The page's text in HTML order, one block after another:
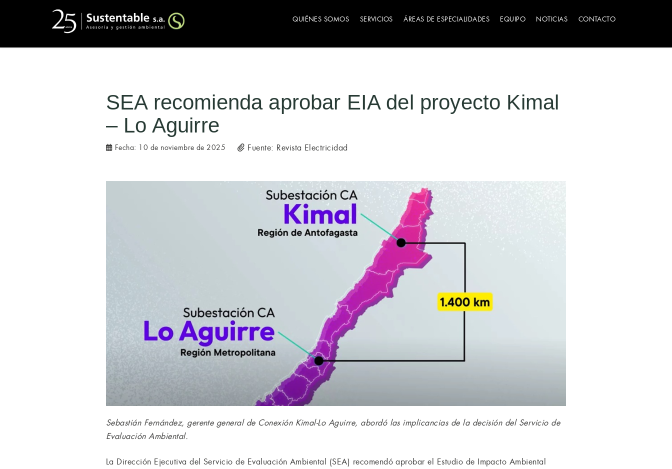
QUIÉNES SOMOS SERVICIOS ÁREAS DE ESPECIALIDADES EQUIPO NOTICIAS CONTACTO
SEA recomienda aprobar EIA del proyecto Kimal
– Lo Aguirre
Fecha: 10 de noviembre de 2025 Fuente: Revista Electricidad
Sebastián Fernández, gerente general de Conexión Kimal-Lo Aguirre, abordó las implicancias de la decisión del Servicio de
Evaluación Ambiental.
La Dirección Ejecutiva del Servicio de Evaluación Ambiental (SEA) recomendó aprobar el Estudio de Impacto Ambiental